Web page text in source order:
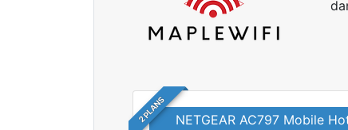
2 PLANS NETGEAR AC797 Mobile